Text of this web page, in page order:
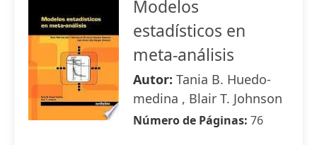
Modelos
estadísticos en
meta-análisis
Autor: Tania B. Huedo-
medina , Blair T. Johnson
Número de Páginas: 76